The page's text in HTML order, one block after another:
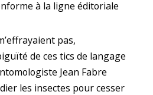
à la ligne éditoriale
pas,
de ces tics de langage
Jean Fabre
les insectes pour cesser